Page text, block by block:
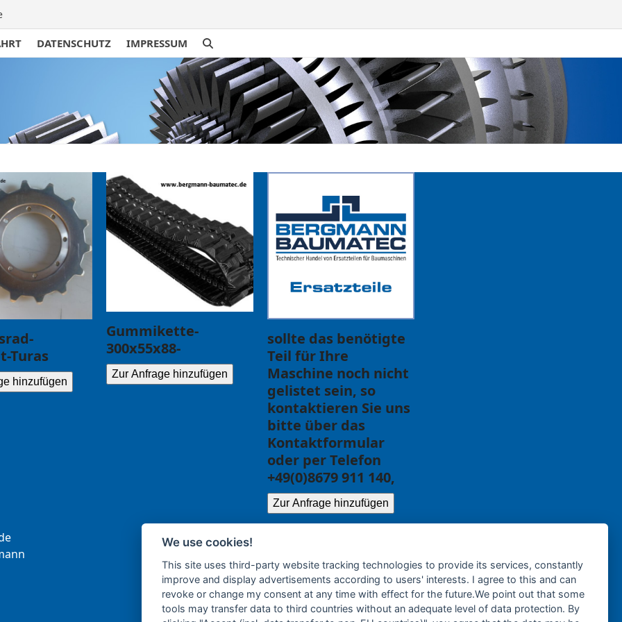
DATENSCHUTZ IMPRESSUM
Turas
hinzufügen
Gummikette-
300x55x88-
Zur Anfrage hinzufügen
sollte das benötigte
Teil für Ihre
Maschine noch nicht
gelistet sein, so
kontaktieren Sie uns
bitte über das
Kontaktformular
oder per Telefon
+49(0)8679 911 140,
Zur Anfrage hinzufügen
nna
We use cookies!
This site uses third-party website tracking technologies to provide its services, constantly
improve and display advertisements according to users' interests. I agree to this and can
revoke or change my consent at any time with effect for the future.We point out that some
tools may transfer data to third countries without an adequate level of data protection. By